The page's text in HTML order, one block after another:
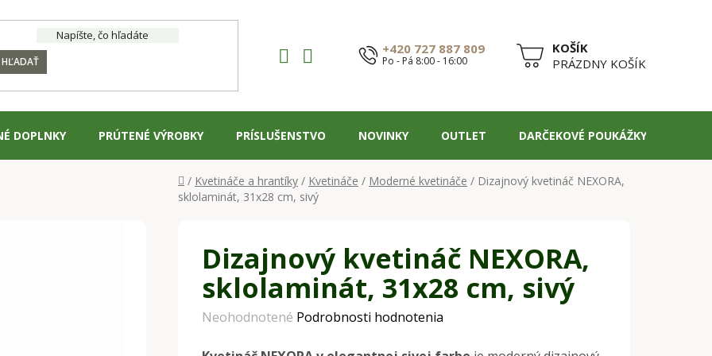
HĽADAŤ
+420 727 887 809
Po - Pá 8:00 - 16:00
NÁKUPNÝPRÁZDNY KOŠÍK
DOPLNKY PRÚTENÉ VÝROBKY PRÍSLUŠENSTVO NOVINKY OUTLET DARČEKOVÉ POUKÁŽKY
Domov
/ Kvetináče a hrantíky / Kvetináče / Moderné kvetináče / Dizajnový kvetináč NEXORA,
sklolaminát, 31x28 cm, sivý
Dizajnový kvetináč NEXORA,
sklolaminát, 31x28 cm, sivý
Priemerné
Neohodnotené Podrobnosti hodnotenia